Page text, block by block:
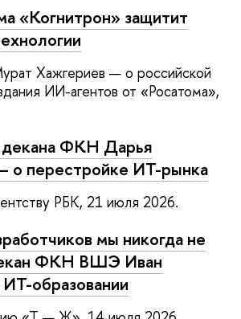
«Когнитрон» защитит
Хажгериев — о российской
ИИ-агентов от «Росатома»,
декана ФКН Дарья
о перестройке ИТ-рынка
РБК, 21 июля 2026.
мы никогда не
ФКН ВШЭ Иван
⁠обра­зовании